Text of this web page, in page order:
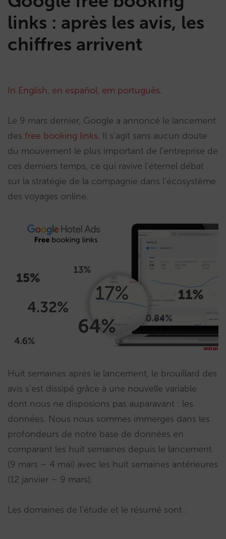
links : après les avis, les
chiffres arrivent
In English, en español, em português.
Le 9 mars dernier, Google a annoncé le lancement
des free booking links. Il s’agit sans aucun doute
du mouvement le plus important de l’entreprise de
ces derniers temps, ce qui ravive l’éternel débat
sur la stratégie de la compagnie dans l’écosystème
des voyages online.
Huit semaines après le lancement, le brouillard des
avis s’est dissipé grâce à une nouvelle variable
dont nous ne disposions pas auparavant : les
données. Nous nous sommes immergés dans les
profondeurs de notre base de données en
comparant les huit semaines depuis le lancement
(9 mars – 4 mai) avec les huit semaines antérieures
(12 janvier – 9 mars).
Les domaines de l’étude et le résumé sont :